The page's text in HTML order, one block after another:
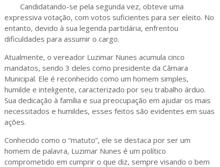
Candidatando-se pela segunda vez, obteve uma
expressiva votação, com votos suficientes para ser eleito. No
entanto, devido à sua legenda partidária, enfrentou
dificuldades para assumir o cargo.
Atualmente, o vereador Luzimar Nunes acumula cinco
mandatos, sendo 3 deles como presidente da Câmara
Municipal. Ele é reconhecido como um homem simples,
humilde e inteligente, caracterizado por seu trabalho árduo.
Sua dedicação à família e sua preocupação em ajudar os mais
necessitados e humildes, esses feitos são evidentes em suas
ações.
Conhecido como o “matuto”, ele se destaca por ser um
homem de palavra, Luzimar Nunes é um político
comprometido em cumprir o que diz, sempre visando o bem